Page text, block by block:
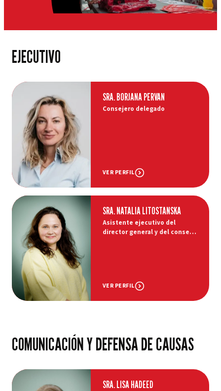
EJECUTIVO
SRA. BORJANA PERVAN
Consejero delegado
VER PERFIL
SRA. NATALIA LITOSTANSKA
Asistente ejecutivo del
director general y del consejo
VER PERFIL
COMUNICACIÓN Y DEFENSA DE CAUSAS
SRA. LISA HADEED